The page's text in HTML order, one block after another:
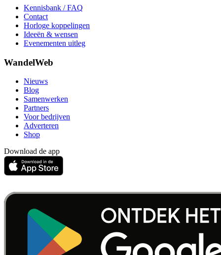
Kennisbank / FAQ
Contact
Horloge koppelingen
Ideeën & wensen
Evenementen uitleg
WandelWeb
Nieuws
Blog
Samenwerken
Partners
Voor bedrijven
Adverteren
Shop
Download de app